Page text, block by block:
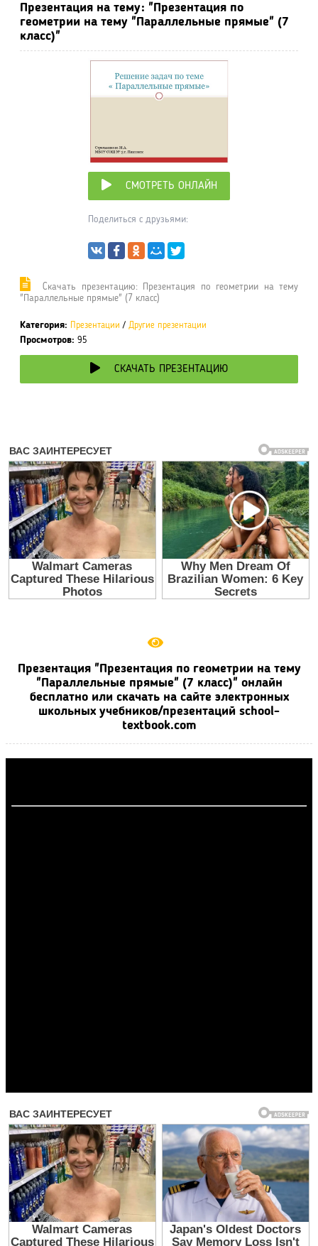
Презентация на тему: "Презентация по
геометрии на тему "Параллельные прямые" (7
класс)"
СМОТРЕТЬ ОНЛАЙН
Поделиться с друзьями:
Cкачать презентацию: Презентация по геометрии на тему
"Параллельные прямые" (7 класс)
Категория: Презентации / Другие презентации
Просмотров: 95
СКАЧАТЬ ПРЕЗЕНТАЦИЮ
Презентация "Презентация по геометрии на тему
"Параллельные прямые" (7 класс)" онлайн
бесплатно или скачать на сайте электронных
школьных учебников/презентаций school-
textbook.com